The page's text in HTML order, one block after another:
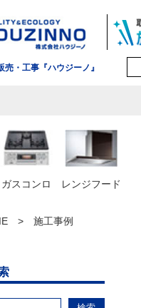
売・工事『ハウジーノ』
ガスコンロ レンジフード
施工事例